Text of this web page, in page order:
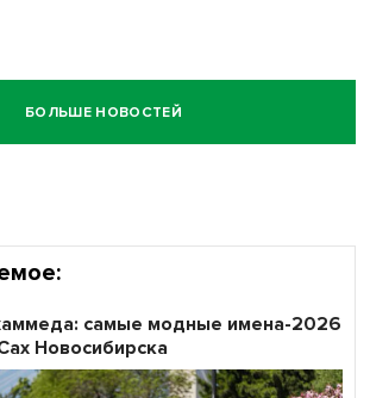
БОЛЬШЕ НОВОСТЕЙ
самые модные имена-2026
Новосибирска